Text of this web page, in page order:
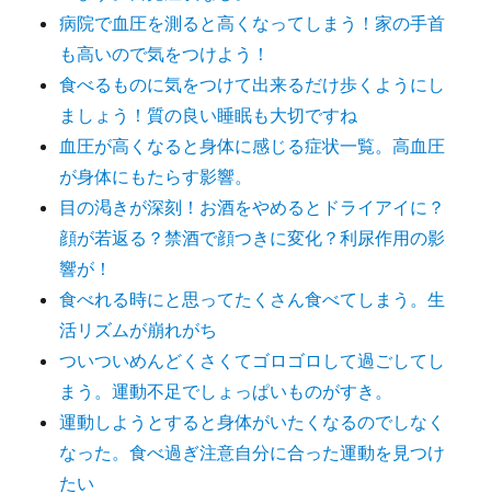
病院で血圧を測ると高くなってしまう！家の手首
も高いので気をつけよう！
食べるものに気をつけて出来るだけ歩くようにし
ましょう！質の良い睡眠も大切ですね
血圧が高くなると身体に感じる症状一覧。高血圧
が身体にもたらす影響。
目の渇きが深刻！お酒をやめるとドライアイに？
顔が若返る？禁酒で顔つきに変化？利尿作用の影
響が！
食べれる時にと思ってたくさん食べてしまう。生
活リズムが崩れがち
ついついめんどくさくてゴロゴロして過ごしてし
まう。運動不足でしょっぱいものがすき。
運動しようとすると身体がいたくなるのでしなく
なった。食べ過ぎ注意自分に合った運動を見つけ
たい